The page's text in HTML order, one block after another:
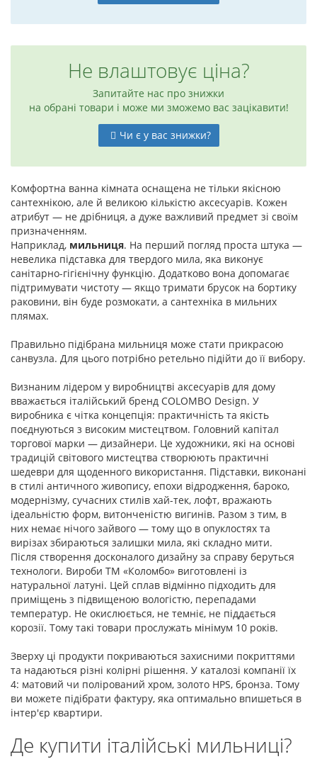
Не влаштовує ціна?
Запитайте нас про знижки
на обрані товари і може ми зможемо вас зацікавити!
Чи є у вас знижки?
Комфортна ванна кімната оснащена не тільки якісною
сантехнікою, але й великою кількістю аксесуарів. Кожен
атрибут — не дрібниця, а дуже важливий предмет зі своїм
призначенням.
Наприклад, мильниця. На перший погляд проста штука —
невелика підставка для твердого мила, яка виконує
санітарно-гігієнічну функцію. Додатково вона допомагає
підтримувати чистоту — якщо тримати брусок на бортику
раковини, він буде розмокати, а сантехніка в мильних
плямах.
Правильно підібрана мильниця може стати прикрасою
санвузла. Для цього потрібно ретельно підійти до її вибору.
Визнаним лідером у виробництві аксесуарів для дому
вважається італійський бренд COLOMBO Design. У
виробника є чітка концепція: практичність та якість
поєднуються з високим мистецтвом. Головний капітал
торгової марки — дизайнери. Це художники, які на основі
традицій світового мистецтва створюють практичні
шедеври для щоденного використання. Підставки, виконані
в стилі античного живопису, епохи відродження, бароко,
модернізму, сучасних стилів хай-тек, лофт, вражають
ідеальністю форм, витонченістю вигинів. Разом з тим, в
них немає нічого зайвого — тому що в опуклостях та
вирізах збираються залишки мила, які складно мити.
Після створення досконалого дизайну за справу беруться
технологи. Вироби ТМ «Коломбо» виготовлені із
натуральної латуні. Цей сплав відмінно підходить для
приміщень з підвищеною вологістю, перепадами
температур. Не окислюється, не темніє, не піддається
корозії. Тому такі товари прослужать мінімум 10 років.
Зверху ці продукти покриваються захисними покриттями
та надаються різні колірні рішення. У каталозі компанії їх
4: матовий чи полірований хром, золото HPS, бронза. Тому
ви можете підібрати фактуру, яка оптимально впишеться в
інтер'єр квартири.
Де купити італійські мильниці?